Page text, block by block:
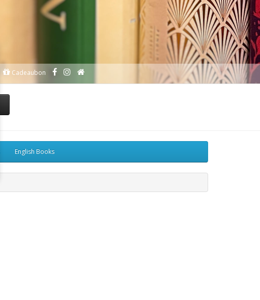
Cadeaubon
English Books